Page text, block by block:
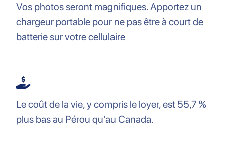
Vos photos seront magnifiques. Apportez un
chargeur portable pour ne pas être à court de
batterie sur votre cellulaire
Le coût de la vie, y compris le loyer, est 55,7 %
plus bas au Pérou qu'au Canada.